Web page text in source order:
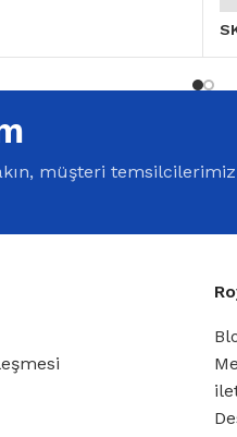
müşteri temsilcilerimiz